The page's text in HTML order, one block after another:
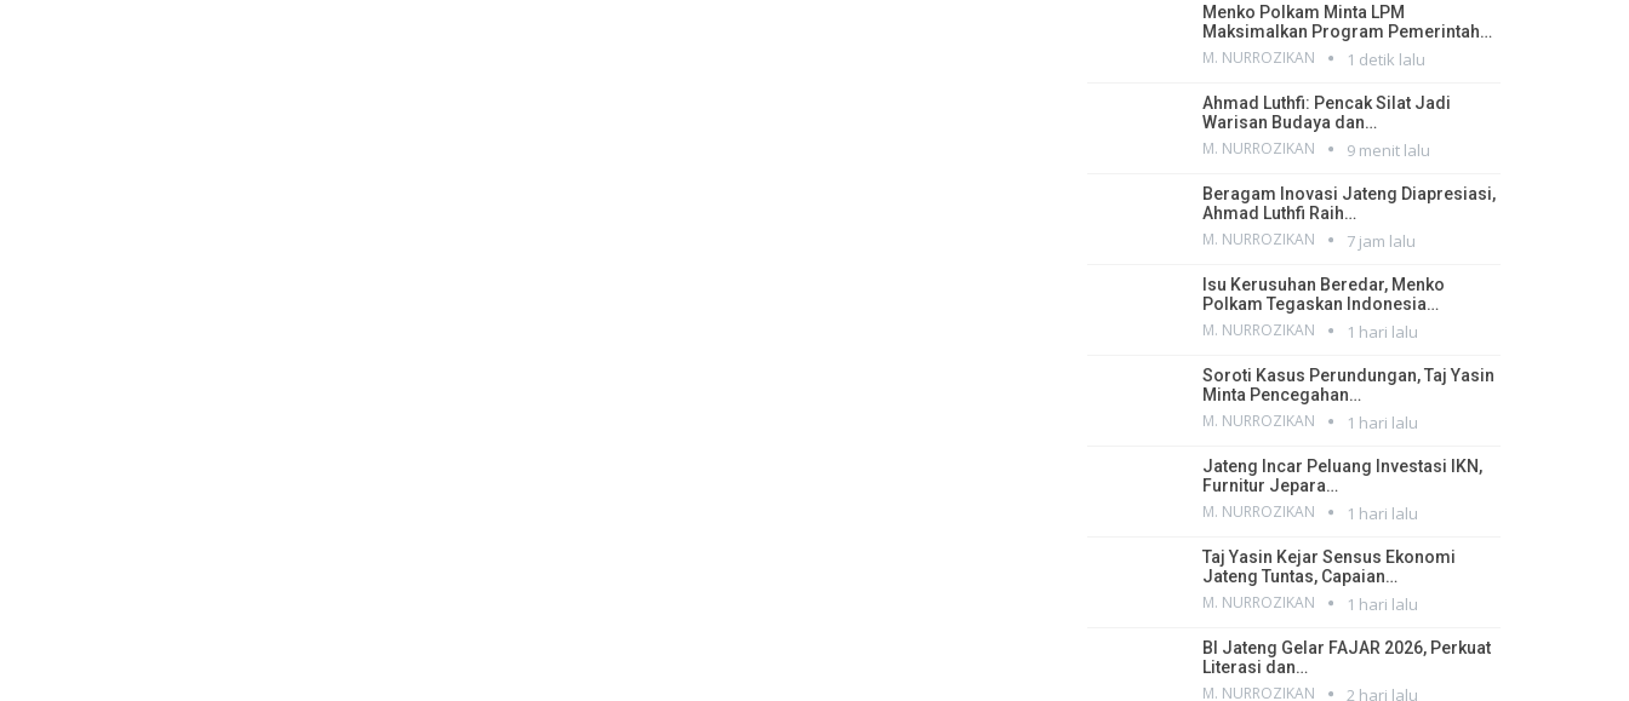
Menko Polkam Minta LPM
Maksimalkan Program Pemerintah…
M. NURROZIKAN 1 detik lalu
Ahmad Luthfi: Pencak Silat Jadi
Warisan Budaya dan…
M. NURROZIKAN 9 menit lalu
Beragam Inovasi Jateng Diapresiasi,
Ahmad Luthfi Raih…
M. NURROZIKAN 7 jam lalu
Isu Kerusuhan Beredar, Menko
Polkam Tegaskan Indonesia…
M. NURROZIKAN 1 hari lalu
Soroti Kasus Perundungan, Taj Yasin
Minta Pencegahan…
M. NURROZIKAN 1 hari lalu
Jateng Incar Peluang Investasi IKN,
Furnitur Jepara…
M. NURROZIKAN 1 hari lalu
Taj Yasin Kejar Sensus Ekonomi
Jateng Tuntas, Capaian…
M. NURROZIKAN 1 hari lalu
BI Jateng Gelar FAJAR 2026, Perkuat
Literasi dan…
M. NURROZIKAN 2 hari lalu